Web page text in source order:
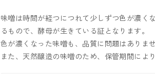
味噌󠄀は時間が経つにつれて少しずつ色が濃く
るもので、酵母が生きている証となります。
色が濃くなった味噌󠄀も、品質に問題はありませ
また、天然醸造の味噌のため、保管期間によ